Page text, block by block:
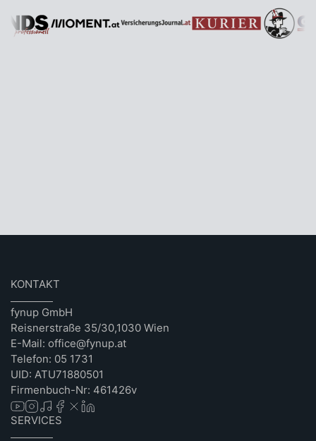
KONTAKT
fynup GmbH
Reisnerstraße 35/30,1030 Wien
E-Mail: office@fynup.at
Telefon: 05 1731
UID: ATU71880501
Firmenbuch-Nr: 461426v
SERVICES